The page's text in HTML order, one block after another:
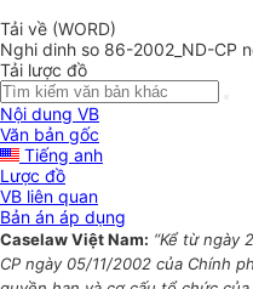
Tải về (WORD)
Nghi dinh so 86-2002_ND-CP
Tải lược đồ
Nội dung VB
Văn bản gốc
Tiếng anh
Lược đồ
VB liên quan
Bản án áp dụng
Caselaw Việt Nam: “Kể từ ngày
CP ngày 05/11/2002 của Chính